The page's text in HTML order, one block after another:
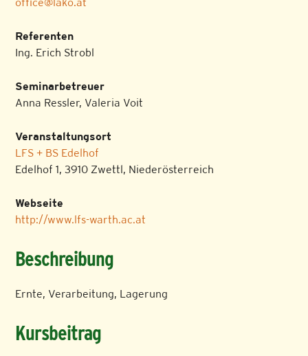
Referenten
Ing. Erich Strobl
Seminarbetreuer
Anna Ressler, Valeria Voit
Veranstaltungsort
LFS + BS Edelhof
Edelhof 1, 3910 Zwettl, Niederösterreich
Webseite
http://www.lfs-warth.ac.at
Beschreibung
Ernte, Verarbeitung, Lagerung
Kursbeitrag